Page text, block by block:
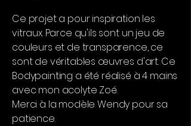
Ce projet a pour inspiration les
vitraux. Parce qu'ils sont un jeu de
couleurs et de transparence, ce
sont de véritables œuvres d'art. Ce
Bodypainting a été réalisé à 4 mains
avec mon acolyte Zoé.
Merci à la modèle Wendy pour sa
patience.